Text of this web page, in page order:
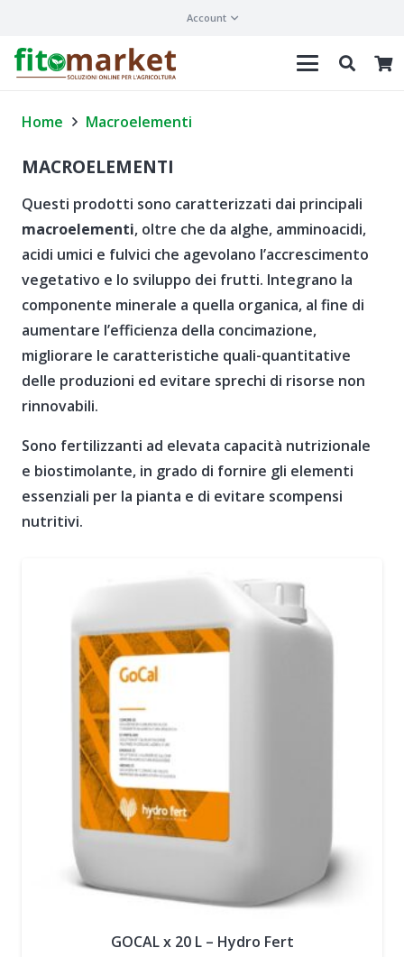
Account
Home Macroelementi
MACROELEMENTI
Questi prodotti sono caratterizzati dai principali
macroelementi, oltre che da alghe, amminoacidi,
acidi umici e fulvici che agevolano l’accrescimento
vegetativo e lo sviluppo dei frutti. Integrano la
componente minerale a quella organica, al fine di
aumentare l’efficienza della concimazione,
migliorare le caratteristiche quali-quantitative
delle produzioni ed evitare sprechi di risorse non
rinnovabili.
Sono fertilizzanti ad elevata capacità nutrizionale
e biostimolante, in grado di fornire gli elementi
essenziali per la pianta e di evitare scompensi
nutritivi.
GOCAL x 20 L – Hydro Fert